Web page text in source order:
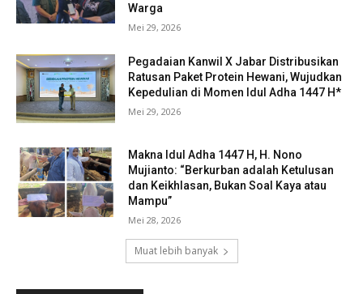
Warga
Mei 29, 2026
Pegadaian Kanwil X Jabar Distribusikan
Ratusan Paket Protein Hewani, Wujudkan
Kepedulian di Momen Idul Adha 1447 H*
Mei 29, 2026
Makna Idul Adha 1447 H, H. Nono
Mujianto: “Berkurban adalah Ketulusan
dan Keikhlasan, Bukan Soal Kaya atau
Mampu”
Mei 28, 2026
Muat lebih banyak